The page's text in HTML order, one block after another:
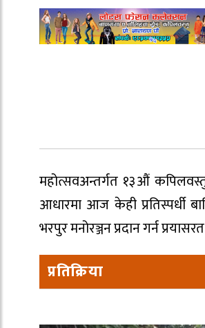
महोत्सवअन्तर्गत १३औं कपिलवस्तु
आधारमा आज केही प्रतिस्पर्धी
भरपुर मनोरञ्जन प्रदान गर्न
प्रतिक्रिया